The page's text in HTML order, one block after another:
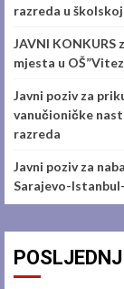
razreda u
JAVNI KONKURS
mjesta u
Javni poziv za
vanučioničke
razreda
Javni poziv za
Sarajevo-